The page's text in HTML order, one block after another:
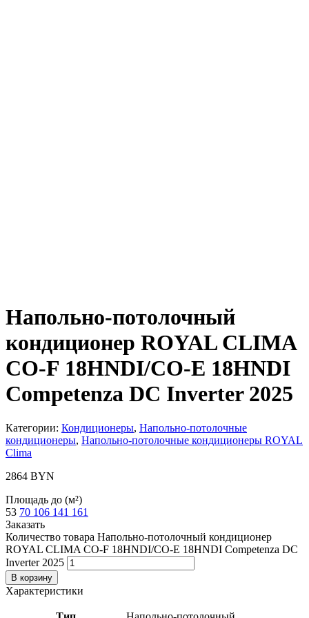
Напольно-потолочный
кондиционер ROYAL CLIMA
CO-F 18HNDI/CO-E 18HNDI
Competenza DC Inverter 2025
Категории: Кондиционеры, Напольно-потолочные
кондиционеры, Напольно-потолочные кондиционеры ROYAL
Clima
2864 BYN
Площадь до (м²)
53 70 106 141 161
Заказать
Количество товара Напольно-потолочный кондиционер
ROYAL CLIMA CO-F 18HNDI/CO-E 18HNDI Competenza DC
Inverter 2025
В корзину
Характеристики